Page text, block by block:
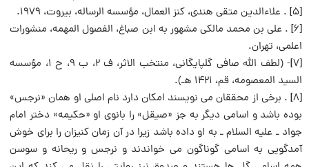
[۵] . علاء‌الدین متقی هندی، کنز العمال، مؤسسه الرساله، بیروت، ۱۹۷۹.
[۶] . علی بن محمد مالکی مشهور به ابن صباغ، الفصول المهمه، منشورات
اعلمی، تهران.
[۷]- (لطف الله صافی گلپایگانی، منتخب الاثر، ف ۲، ب ۹، ح ۱، مؤسسه
السید المعصومه، قم، ۱۴۲۱ هـ).
[۸] . برخی از محققان می نویسند امکان دارد نام اصلی او همان «نرجس»
بوده باشد و اسامی دیگر به جز «صیقل» را بانوی او «حکیمه» دختر امام
جواد ـ علیه السلام ـ به او داده باشد زیرا در آن زمان کنیزان را برای خوش
آمدگویی به اسامی گوناگون می خواندند و نرجس و ریحانه و سوسن